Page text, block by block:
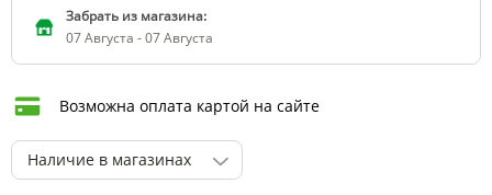
Забрать из магазина:
07 Августа - 07 Августа
Возможна оплата картой на сайте
Наличие в магазинах